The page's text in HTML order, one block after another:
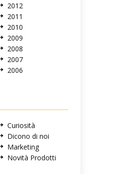
2012
2011
2010
2009
2008
2007
2006
Curiosità
Dicono di noi
Marketing
Novità Prodotti